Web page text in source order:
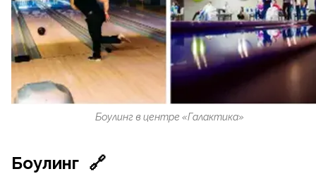
Боулинг в центре «Галактика»
Боулинг 🔗